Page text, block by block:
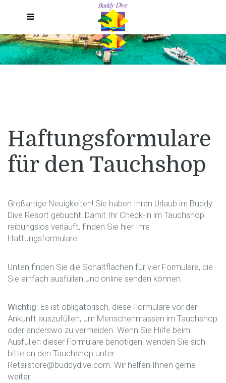
Haftungsformulare
für den Tauchshop
Großartige Neuigkeiten! Sie haben Ihren Urlaub im Buddy
Dive Resort gebucht! Damit Ihr Check-in im Tauchshop
reibungslos verläuft, finden Sie hier Ihre
Haftungsformulare.
Unten finden Sie die Schaltflächen für vier Formulare, die
Sie einfach ausfüllen und online senden können.
Wichtig: Es ist obligatorisch, diese Formulare vor der
Ankunft auszufüllen, um Menschenmassen im Tauchshop
oder anderswo zu vermeiden. Wenn Sie Hilfe beim
Ausfüllen dieser Formulare benötigen, wenden Sie sich
bitte an den Tauchshop unter
Retailstore@buddydive.com. Wir helfen Ihnen gerne
weiter.